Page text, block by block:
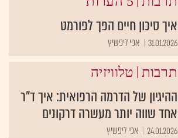
איך סיכון חיים הפך לפורמט
31.01.2026 אפי ליפשיץ
תרבות | טלוויזיה
ההיגיון של הדרמה הרפואית: איך ד"ר
אחד שווה יותר מעשרה דרקונים
24.01.2026 אפי ליפשיץ